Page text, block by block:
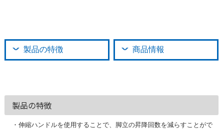
製品の特徴 商品情報
製品の特徴
・伸縮ハンドルを使用することで、脚立の昇降回数を減らすことがで